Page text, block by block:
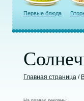
Первые блюда
Главная страница /